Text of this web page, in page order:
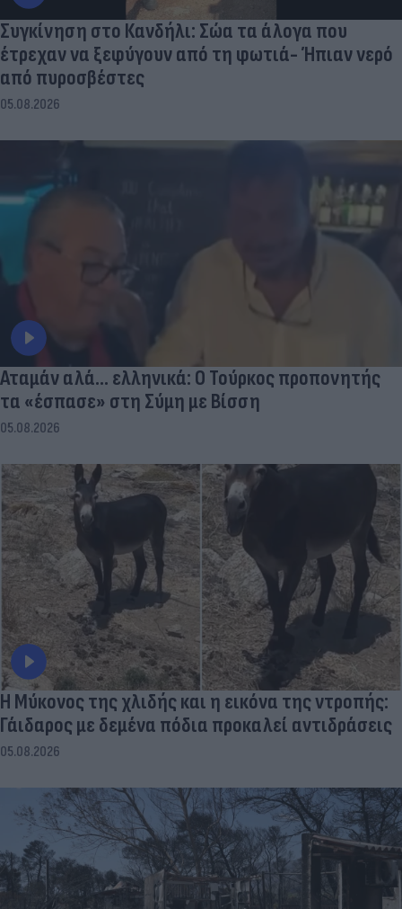
Συγκίνηση στο Κανδήλι: Σώα τα άλογα που
έτρεχαν να ξεφύγουν από τη φωτιά- Ήπιαν νερό
από πυροσβέστες
05.08.2026
Αταμάν αλά... ελληνικά: Ο Τούρκος προπονητής
τα «έσπασε» στη Σύμη με Βίσση
05.08.2026
Η Μύκονος της χλιδής και η εικόνα της ντροπής:
Γάιδαρος με δεμένα πόδια προκαλεί αντιδράσεις
05.08.2026